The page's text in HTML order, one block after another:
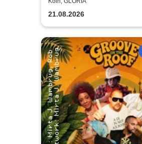
21.08.2026